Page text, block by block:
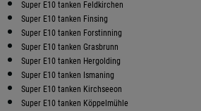
Super E10 tanken Feldkirchen
Super E10 tanken Finsing
Super E10 tanken Forstinning
Super E10 tanken Grasbrunn
Super E10 tanken Hergolding
Super E10 tanken Ismaning
Super E10 tanken Kirchseeon
Super E10 tanken Köppelmühle